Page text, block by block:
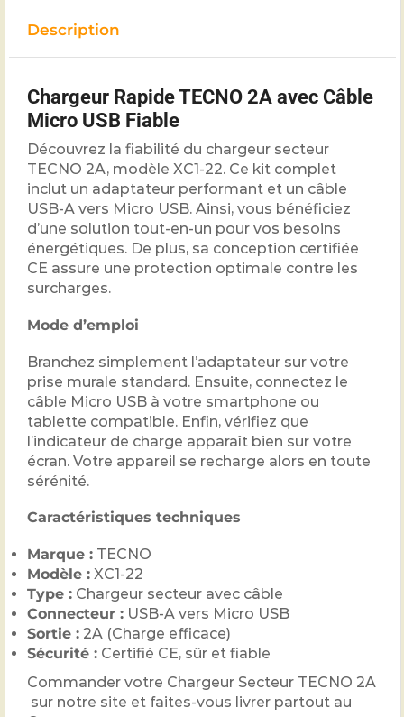
Description
Chargeur Rapide TECNO 2A avec Câble
Micro USB Fiable
Découvrez la fiabilité du chargeur secteur
TECNO 2A, modèle XC1-22. Ce kit complet
inclut un adaptateur performant et un câble
USB-A vers Micro USB. Ainsi, vous bénéficiez
d’une solution tout-en-un pour vos besoins
énergétiques. De plus, sa conception certifiée
CE assure une protection optimale contre les
surcharges.
Mode d’emploi
Branchez simplement l’adaptateur sur votre
prise murale standard. Ensuite, connectez le
câble Micro USB à votre smartphone ou
tablette compatible. Enfin, vérifiez que
l’indicateur de charge apparaît bien sur votre
écran. Votre appareil se recharge alors en toute
sérénité.
Caractéristiques techniques
Marque : TECNO
Modèle : XC1-22
Type : Chargeur secteur avec câble
Connecteur : USB-A vers Micro USB
Sortie : 2A (Charge efficace)
Sécurité : Certifié CE, sûr et fiable
Commander votre Chargeur Secteur TECNO 2A
sur notre site et faites-vous livrer partout au